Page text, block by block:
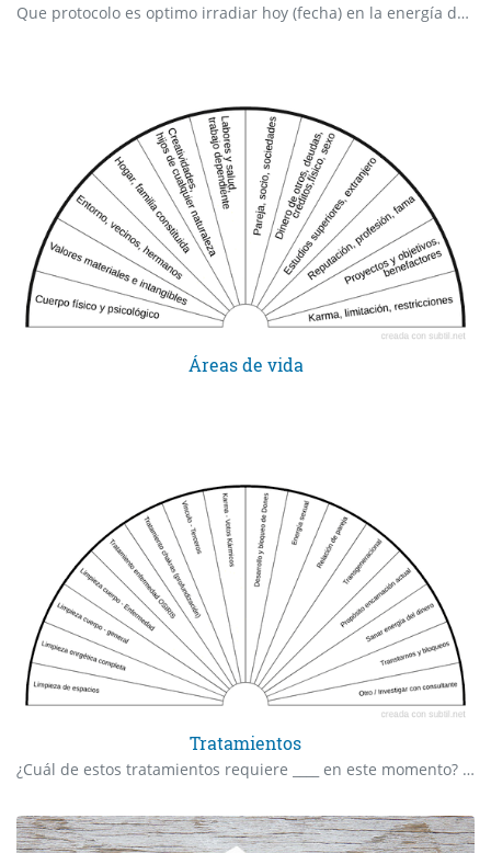
Que protocolo es optimo irradiar hoy (fecha) en la energía de (nombre)
Áreas de vida
Tratamientos
¿Cuál de estos tratamientos requiere ____ en este momento? ¿Según las necesidades de _____ cuál de estos tratamientos debería realizar?